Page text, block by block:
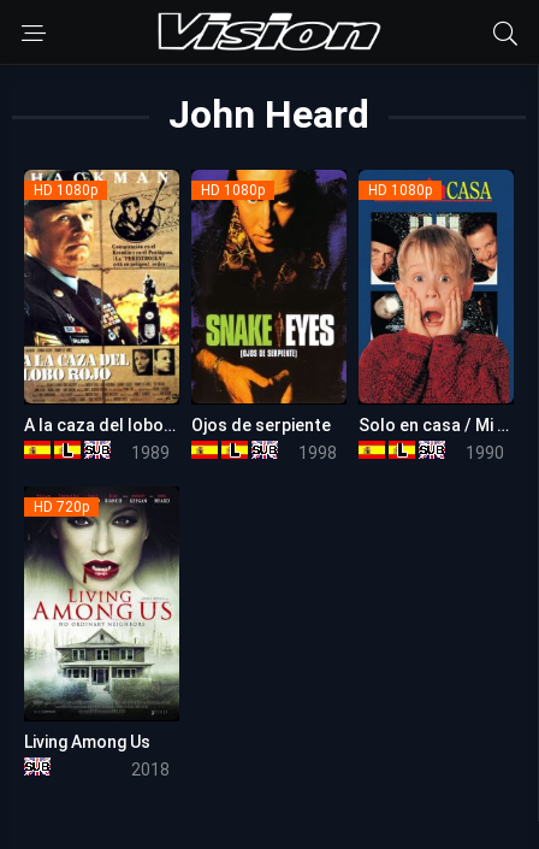
John Heard
HD 1080p
A la caza del lobo rojo (Entrega mortal)
1989
HD 1080p
Ojos de serpiente
1998
HD 1080p
Solo en casa / Mi Pobre Angelito
1990
HD 720p
Living Among Us
2018